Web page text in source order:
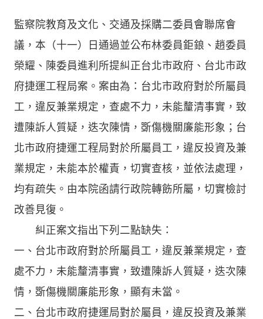
監察院教育及文化、交通及採購二委員會聯席會
議，本（十一）日通過並公布林委員鉅鋃、趙委員
榮耀、陳委員進利所提糾正台北市政府、台北市政
府捷運工程局案。案由為：台北市政府對於所屬員
工，違反兼業規定，查處不力，未能釐清事實，致
遭陳訴人質疑，迭次陳情，斲傷機關廉能形象；台
北市政府捷運工程局對於所屬員工，違反投資及兼
業規定，未能本於權責，切實查核，並依法處理，
均有疏失。由本院函請行政院轉飭所屬，切實檢討
改善見復。
糾正案文指出下列二點缺失：
一、台北市政府對於所屬員工，違反兼業規定，查
處不力，未能釐清事實，致遭陳訴人質疑，迭次陳
情，斲傷機關廉能形象，顯有未當。
二、台北市政府捷運局對於屬員，違反投資及兼業